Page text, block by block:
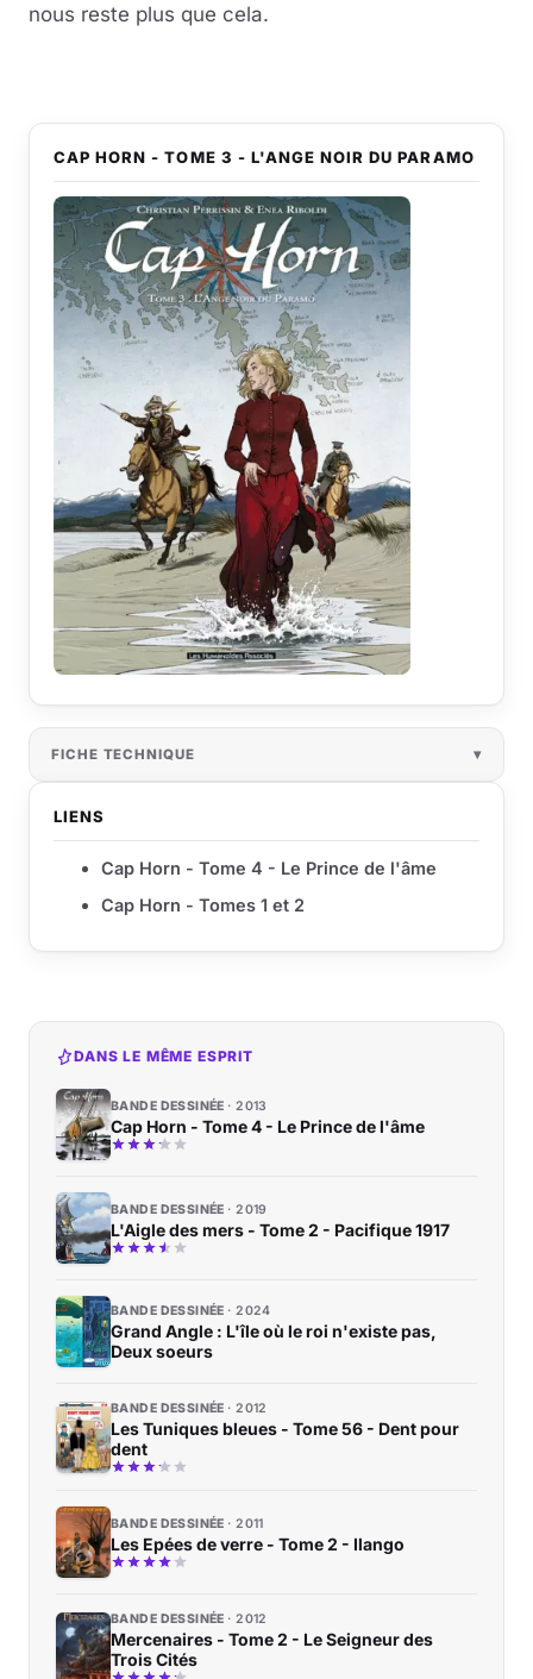
nous reste plus que cela.
CAP HORN - TOME 3 - L'ANGE NOIR DU PARAMO
FICHE TECHNIQUE
LIENS
Cap Horn - Tome 4 - Le Prince de l'âme
Cap Horn - Tomes 1 et 2
DANS LE MÊME ESPRIT
BANDE DESSINÉE 2013
Cap Horn - Tome 4 - Le Prince de l'âme
BANDE DESSINÉE 2019
L'Aigle des mers - Tome 2 - Pacifique 1917
BANDE DESSINÉE 2024
Grand Angle : L'île où le roi n'existe pas,
Deux soeurs
BANDE DESSINÉE 2012
Les Tuniques bleues - Tome 56 - Dent pour
dent
BANDE DESSINÉE 2011
Les Epées de verre - Tome 2 - Ilango
BANDE DESSINÉE 2012
Mercenaires - Tome 2 - Le Seigneur des
Trois Cités